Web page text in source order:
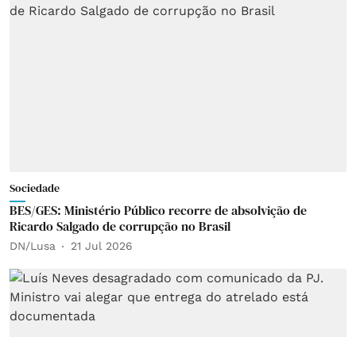
Sociedade
BES/GES: Ministério Público recorre de absolvição de
Ricardo Salgado de corrupção no Brasil
DN/Lusa 21 Jul 2026